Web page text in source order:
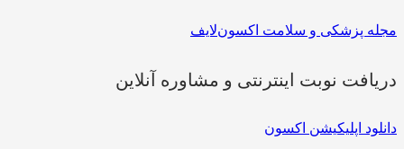
مجله پزشکی و سلامت اکسون‌لایف
دریافت نوبت اینترنتی و مشاوره آنلاین
دانلود اپلیکیشن اکسون